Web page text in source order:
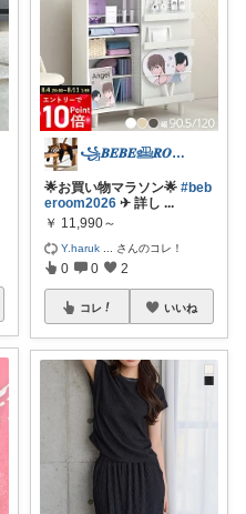
꧁𝑩𝑬𝑩𝑬𓊝𝑹𝑶𝑶𝑴꧂
🌟お買い物マラソン🌟#beb
eroom2026 ✈︎ 詳し ...
￥ 11,990～
Y.haruk さんのコレ！
0 0 2
コレ いいね